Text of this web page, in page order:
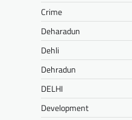
Crime
Deharadun
Dehli
Dehradun
DELHI
Development